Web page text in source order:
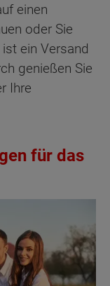
einen
oder Sie
ein Versand
genießen Sie
Ihre
für das